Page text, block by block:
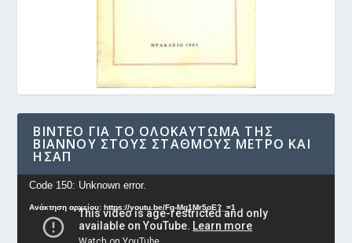
ΒΊΝΤΕΟ ΓΙΑ ΤΟ ΟΛΟΚΑΎΤΩΜΑ ΤΗΣ
ΒΙΆΝΝΟΥ ΣΤΟΥΣ ΣΤΑΘΜΟΎΣ ΜΕΤΡΟ ΚΑΙ
ΗΣΑΠ
Πρόγραμμα
Αναπαραγωγής
Βίντεο
Code 150: Unknown error.
Ανάκτηση αρχείου: https://youtu.be/Fg-Mq1Mr5oE?_=1